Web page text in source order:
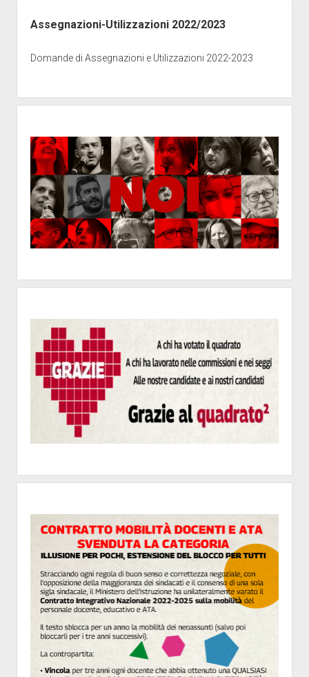
Assegnazioni-Utilizzazioni 2022/2023
Domande di Assegnazioni e Utilizzazioni 2022-2023